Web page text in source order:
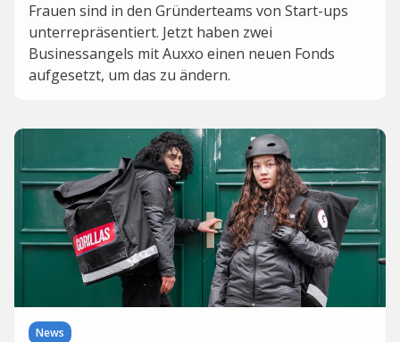
Frauen sind in den Gründerteams von Start-ups
unterrepräsentiert. Jetzt haben zwei
Businessangels mit Auxxo einen neuen Fonds
aufgesetzt, um das zu ändern.
News